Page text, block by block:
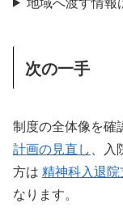
次の一手
制度の全体像を確
計画の見直し、入
方は 精神科入退
なります。